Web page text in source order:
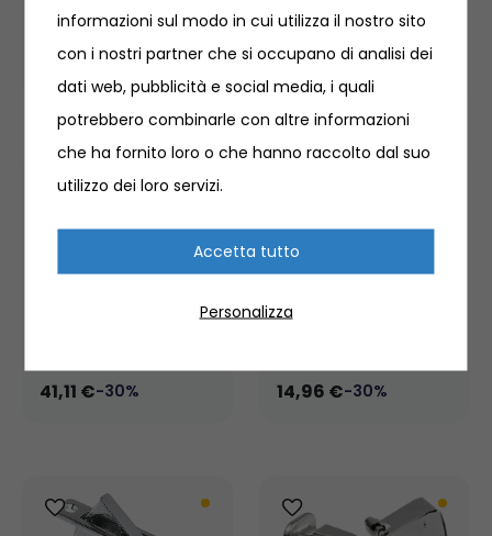
CHIUSURE E SERRATURE
CHIUSURE E SERRATURE
2,40 €
41,11 €-30%
ALZAPAGLIOLO
14,96 €-30%
informazioni sul modo in cui utilizza il nostro sito
con i nostri partner che si occupano di analisi dei
dati web, pubblicità e social media, i quali
potrebbero combinarle con altre informazioni
che ha fornito loro o che hanno raccolto dal suo
utilizzo dei loro servizi.
Personalizza
Accetta tutto